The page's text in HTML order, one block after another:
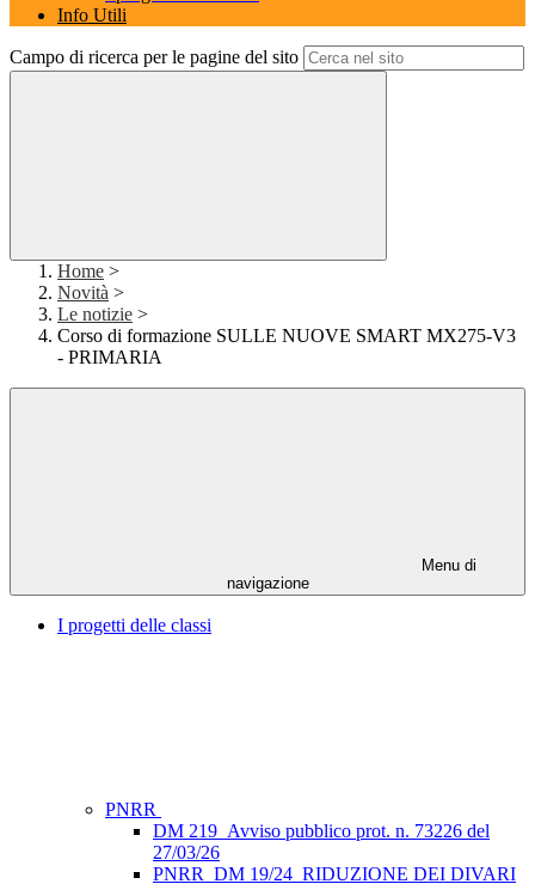
Info Utili
Campo di ricerca per le pagine del sito
Home >
Novità >
Le notizie >
Corso di formazione SULLE NUOVE SMART MX275-V3
- PRIMARIA
Menu di
navigazione
I progetti delle classi
PNRR
DM 219_Avviso pubblico prot. n. 73226 del
27/03/26
PNRR_DM 19/24_RIDUZIONE DEI DIVARI